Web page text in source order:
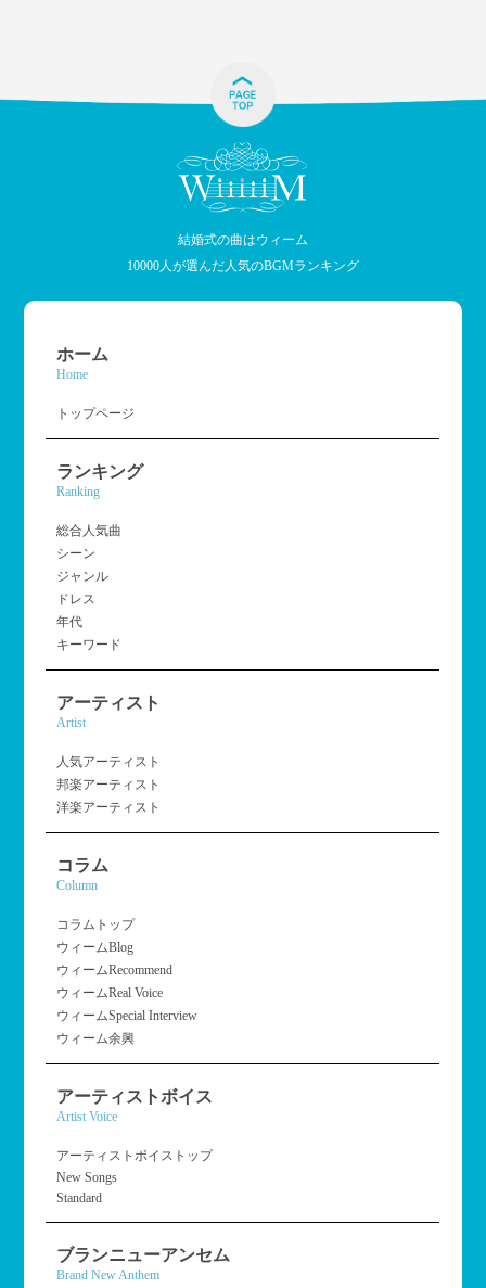
結婚式の曲はウィーム
10000人が選んだ人気のBGMランキング
ホーム
Home
トップページ
ランキング
Ranking
総合人気曲
シーン
ジャンル
ドレス
年代
キーワード
アーティスト
Artist
人気アーティスト
邦楽アーティスト
洋楽アーティスト
コラム
Column
コラムトップ
ウィームBlog
ウィームRecommend
ウィームReal Voice
ウィームSpecial Interview
ウィーム余興
アーティストボイス
Artist Voice
アーティストボイストップ
New Songs
Standard
ブランニューアンセム
Brand New Anthem